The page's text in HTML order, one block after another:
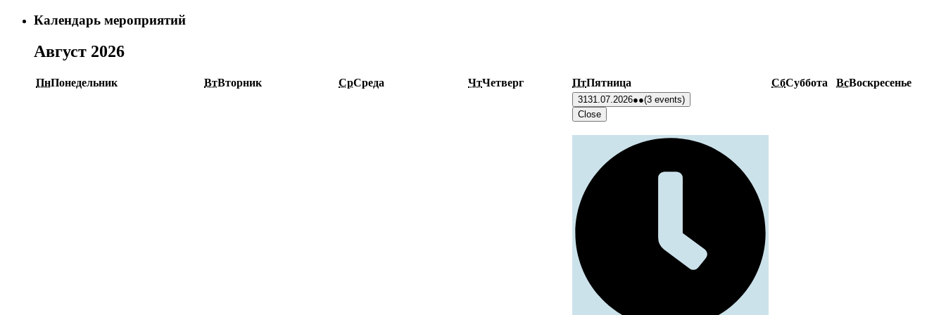
Календарь мероприятий
Август 2026
ПнПонедельник ВтВторник СрСреда ЧтЧетверг ПтПятница СбСуббота ВсВоскресенье
3131.07.2026●●(3 events)
Close